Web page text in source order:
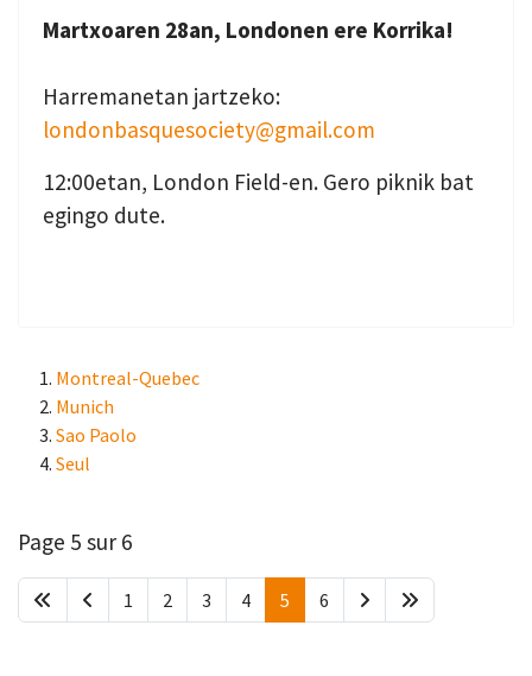
Martxoaren 28an, Londonen ere Korrika!
Harremanetan jartzeko:
londonbasquesociety@gmail.com
12:00etan, London Field-en. Gero piknik bat
egingo dute.
Montreal-Quebec
Munich
Sao Paolo
Seul
Page 5 sur 6
1 2 3 4 5 6